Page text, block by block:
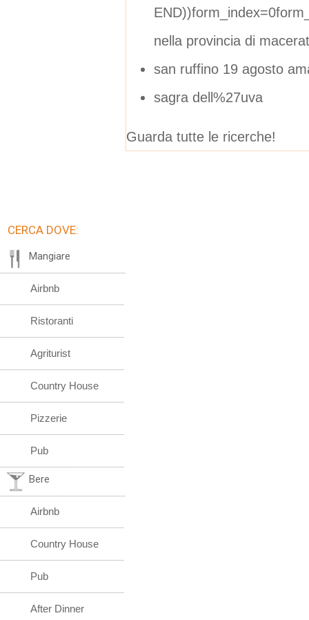
nella provincia di
san ruffino 19 agosto
sagra dell%27uva
Guarda tutte le ricerche!
CERCA DOVE:
Mangiare
Airbnb
Ristoranti
Agriturist
Country House
Pizzerie
Pub
Bere
Airbnb
Country House
Pub
After Dinner